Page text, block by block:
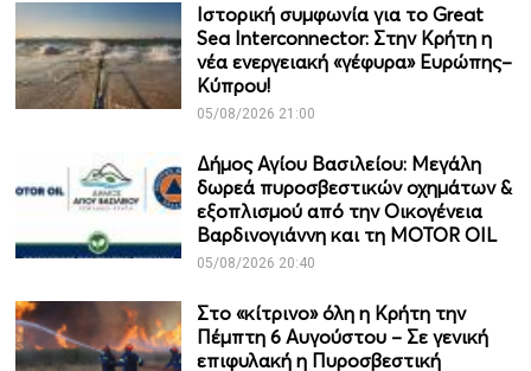
Ιστορική συμφωνία για το Great
Sea Interconnector: Στην Κρήτη η
νέα ενεργειακή «γέφυρα» Ευρώπης–
Κύπρου!
05/08/2026 21:00
Δήμος Αγίου Βασιλείου: Μεγάλη
δωρεά πυροσβεστικών οχημάτων &
εξοπλισμού από την Οικογένεια
Βαρδινογιάννη και τη MOTOR OIL
05/08/2026 20:40
Στο «κίτρινο» όλη η Κρήτη την
Πέμπτη 6 Αυγούστου – Σε γενική
επιφυλακή η Πυροσβεστική